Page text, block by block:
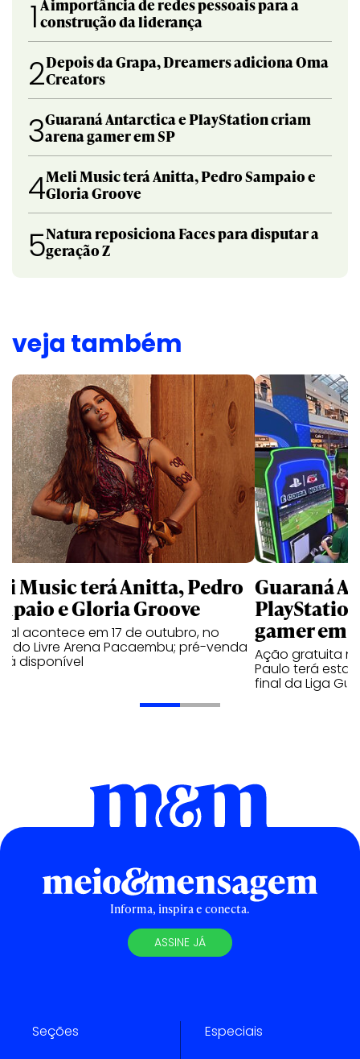
1 A importância de redes pessoais para a
construção da liderança
2Depois da Grapa, Dreamers adiciona Oma
Creators
3Guaraná Antarctica e PlayStation criam
arena gamer em SP
4Meli Music terá Anitta, Pedro Sampaio e
Gloria Groove
5Natura reposiciona Faces para disputar a
geração Z
veja também
Music terá Anitta, Pedro
e Gloria Groove
acontece em 17 de outubro, no
Livre Arena Pacaembu; pré-venda
disponível
Guaraná
gamer em
Ação gratuita
Paulo terá
final da Liga
Informa, inspira e conecta.
ASSINE JÁ
Seções Especiais